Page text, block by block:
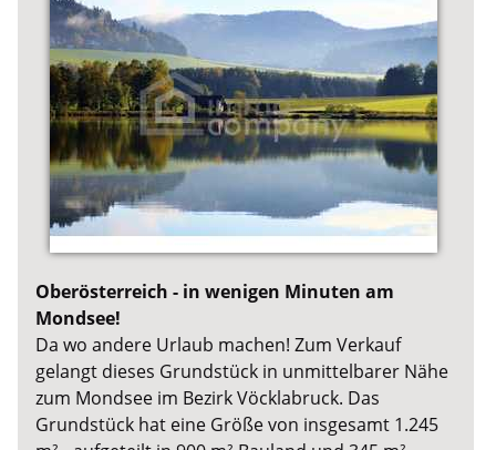
Oberösterreich - in wenigen Minuten am
Mondsee!
Da wo andere Urlaub machen! Zum Verkauf
gelangt dieses Grundstück in unmittelbarer Nähe
zum Mondsee im Bezirk Vöcklabruck. Das
Grundstück hat eine Größe von insgesamt 1.245